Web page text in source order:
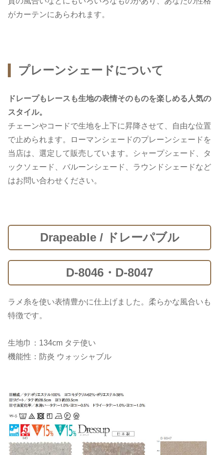
がカーテンにあらわれます。
プレーンシェードについて
ドレープもレースも生地の表情そのものを楽しめる人気の
スタイル。
チェーンやコードで生地を上下に昇降させて、自由な位置
で止められます。ローマンシェードのプレーンシェードを
当店は、選定して販売しています。シャープシェード、タ
ックソェード、バルーンシェード、ラウンドシェードなど
はお問い合わせください。
Drapeable / ドレーパブル
D-8046・D-8047
ラメ糸を使い表情豊かに仕上げました。柔らかな風合いも
特徴です。
生地巾：134cm タテ使い
機能性：防炎 ウォッシャブル